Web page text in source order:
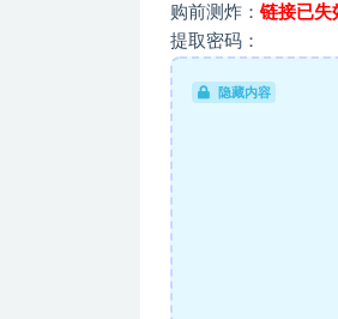
购前测炸： 链接已失
提取密码：
隐藏内容